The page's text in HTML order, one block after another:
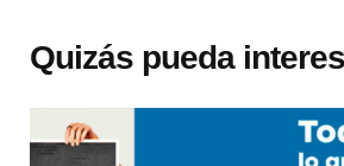
Quizás pueda